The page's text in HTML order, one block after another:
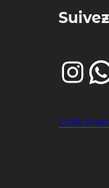
InstagramWhatsApp
Link.tree